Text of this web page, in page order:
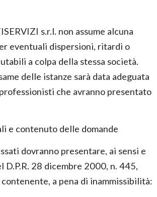
s.r.l. non assume alcuna
eventuali dispersioni, ritardi o
a colpa della stessa società.
delle istanze sarà data adeguata
che avranno presentato
e contenuto delle domande
dovranno presentare, ai sensi e
28 dicembre 2000, n. 445,
a pena di inammissibilità: